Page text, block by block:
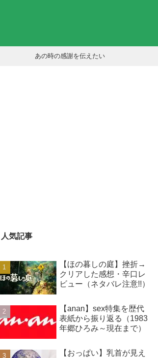
あの時の感謝を伝えたい
人気記事
【ほの暮しの庭】挫折→
クリアした感想・辛口レ
ビュー（ネタバレ注意!!）
【anan】sex特集を歴代
表紙から振り返る（1983
年郷ひろみ～現在まで）
【おっぱい】乳首が見え